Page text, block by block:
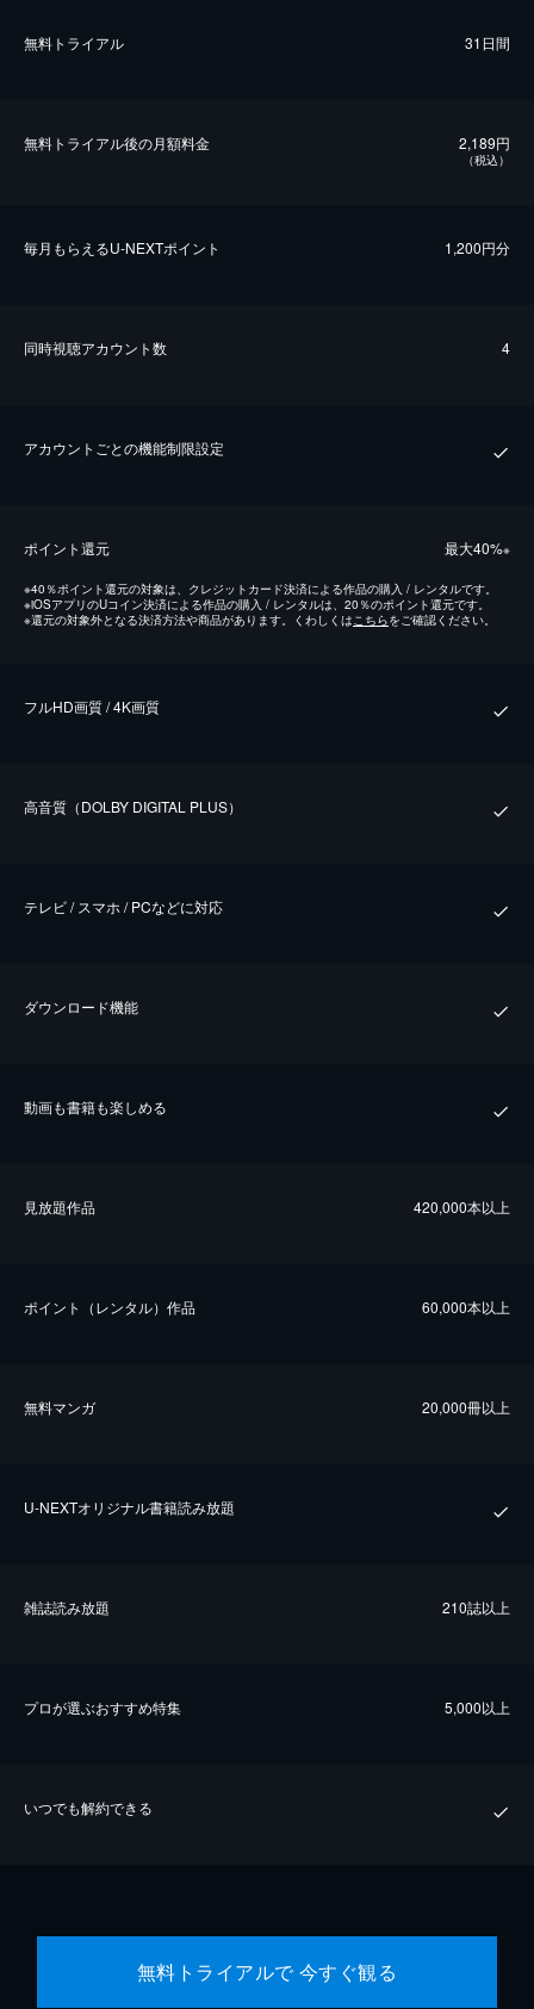
無料トライアル 31日間
無料トライアル後の⽉額料金 2,189円
（税込）
毎⽉もらえるU-NEXTポイント 1,200円分
同時視聴アカウント数 4
アカウントごとの機能制限設定
ポイント還元 最⼤40%※
※40％ポイント還元の対象は、クレジットカード決済による作品の購入 / レンタルです。
※iOSアプリのUコイン決済による作品の購入 / レンタルは、20％のポイント還元です。
※還元の対象外となる決済方法や商品があります。くわしくはこちらをご確認ください。
フルHD画質 / 4K画質
⾼⾳質（DOLBY DIGITAL PLUS）
テレビ / スマホ / PCなどに対応
ダウンロード機能
動画も書籍も楽しめる
⾒放題作品 420,000本以上
ポイント（レンタル）作品 60,000本以上
無料マンガ 20,000冊以上
U-NEXTオリジナル書籍読み放題
雑誌読み放題 210誌以上
プロが選ぶおすすめ特集 5,000以上
いつでも解約できる
無料トライアルで 今すぐ観る